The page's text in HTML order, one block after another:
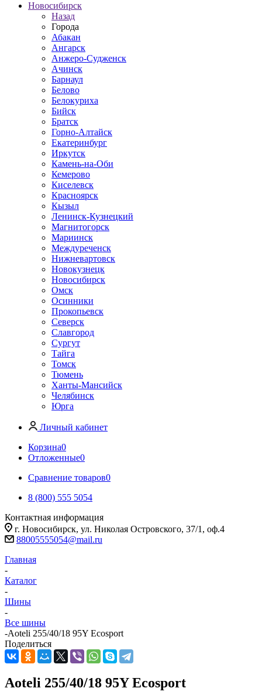
Новосибирск
Назад
Города
Абакан
Ангарск
Анжеро-Судженск
Ачинск
Барнаул
Белово
Белокуриха
Бийск
Братск
Горно-Алтайск
Екатеринбург
Иркутск
Камень-на-Оби
Кемерово
Киселевск
Красноярск
Кызыл
Ленинск-Кузнецкий
Магнитогорск
Мариинск
Междуреченск
Нижневартовск
Новокузнецк
Новосибирск
Омск
Осинники
Прокопьевск
Северск
Славгород
Сургут
Тайга
Томск
Тюмень
Ханты-Мансийск
Челябинск
Юрга
Личный кабинет
Корзина0
Отложенные0
Сравнение товаров0
8 (800) 555 5054
Контактная информация
г. Новосибирск, ул. Николая Островского, 37/1, оф.4
88005555054@mail.ru
Главная
-
Каталог
-
Шины
-
Все шины
-Aoteli 255/40/18 95Y Ecosport
Поделиться
Aoteli 255/40/18 95Y Ecosport